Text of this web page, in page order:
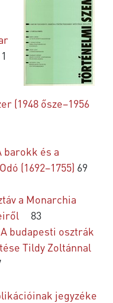
(1948 ősze–1956
barokk és a
(1692–1755) 69
a Monarchia
83
A budapesti osztrák
Tildy Zoltánnal
jegyzéke